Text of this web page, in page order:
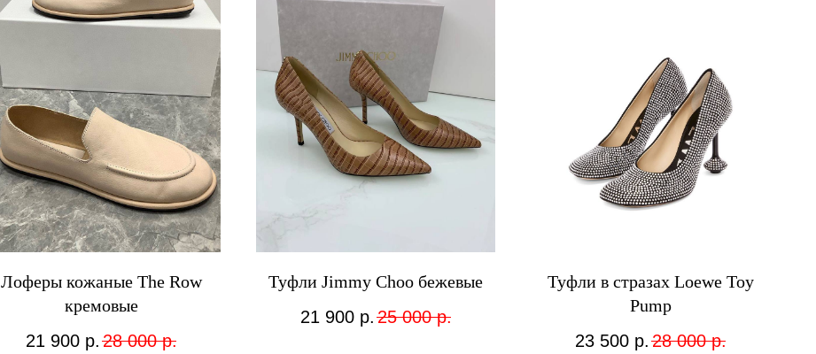
Лоферы кожаные The Row
кремовые
21 900 р. 28 000 р.
Туфли Jimmy Choo бежевые
21 900 р. 25 000 р.
Туфли в стразах Loewe Toy
Pump
23 500 р. 28 000 р.